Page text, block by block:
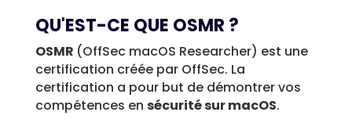
QU'EST-CE QUE OSMR ?
OSMR (OffSec macOS Researcher) est une
certification créée par OffSec. La
certification a pour but de démontrer vos
compétences en sécurité sur macOS.